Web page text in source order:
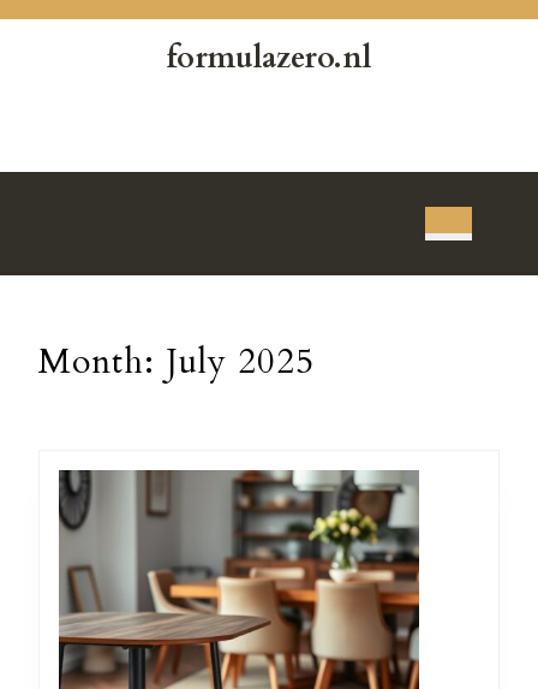
formulazero.nl
Button
Month: July 2025